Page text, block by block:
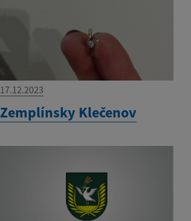
17.12.2023
Zemplínsky Klečenov